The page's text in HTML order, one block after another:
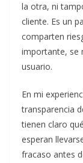
la otra, ni
cliente. Es un
comparten
importante, se
usuario.
En mi
transparencia
tienen claro
esperan
fracaso antes